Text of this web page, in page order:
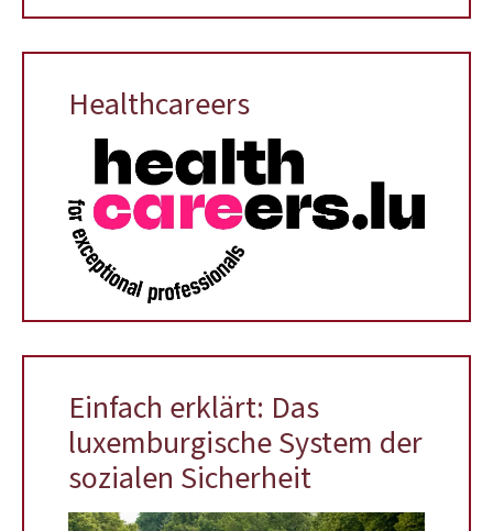
Healthcareers
Einfach erklärt: Das
luxemburgische System der
sozialen Sicherheit